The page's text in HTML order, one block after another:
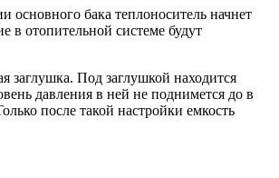
основного бака теплоноситель начнет
в отопительной системе будут
заглушка. Под заглушкой находится
давления в ней не поднимется до в
после такой настройки емкость